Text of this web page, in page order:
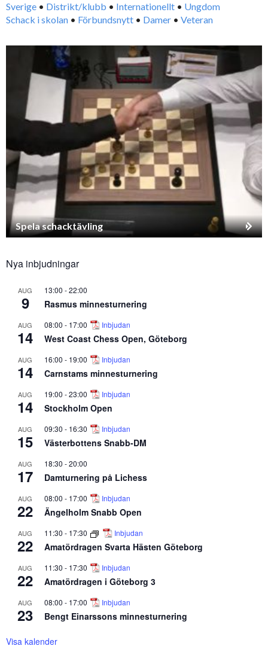
Sverige • Distrikt/klubb • Internationellt • Ungdom
Schack i skolan • Förbundsnytt • Damer • Veteran
Spela schacktävling
Nya inbjudningar
AUG
9
13:00 -22:00
Rasmus minnesturnering
AUG
14
08:00 - 17:00 Inbjudan
West Coast Chess Open, Göteborg
AUG
14
16:00 - 19:00 Inbjudan
Carnstams minnesturnering
AUG
14
19:00 -23:00 Inbjudan
Stockholm Open
AUG
15
09:30 - 16:30 Inbjudan
Västerbottens Snabb-DM
AUG
17
18:30 -20:00
Damturnering på Lichess
AUG
22
08:00 - 17:00 Inbjudan
Ängelholm Snabb Open
AUG
22
11:30 - 17:30 Inbjudan
Amatördragen Svarta Hästen Göteborg
AUG
22
11:30 - 17:30 Inbjudan
Amatördragen i Göteborg 3
AUG
23
08:00 - 17:00 Inbjudan
Bengt Einarssons minnesturnering
Visa kalender